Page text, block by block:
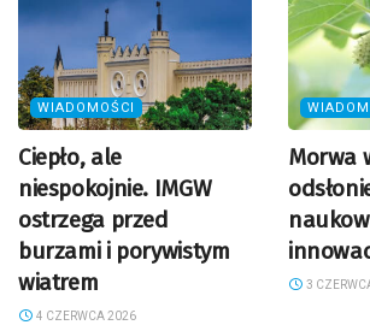
WIADOMOŚCI
Ciepło, ale
niespokojnie. IMGW
ostrzega przed
burzami i porywistym
wiatrem
4 CZERWCA 2026
Morwa
3